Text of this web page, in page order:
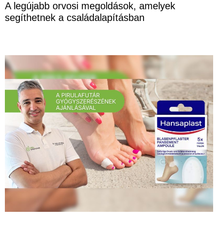
A legújabb orvosi megoldások, amelyek
segíthetnek a családalapításban